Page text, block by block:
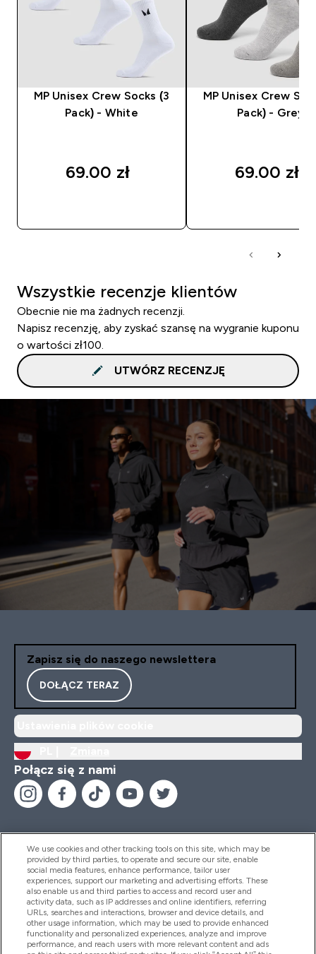
MP Unisex Crew Socks (3
Pack) - White
69.00 zł‎
MP Unisex Crew
Pack) - Grey
69.00 zł‎
Wszystkie recenzje klientów
Obecnie nie ma żadnych recenzji.
Napisz recenzję, aby zyskać szansę na wygranie kuponu
o wartości zł100.
UTWÓRZ RECENZJĘ
Zapisz się do naszego newslettera
DOŁĄCZ TERAZ
Połącz się z nami
Pomoc I Informacja
Produkty
We use cookies and other tracking tools on this site, which may be
provided by third parties, to operate and secure our site, enable
social media features, enhance performance, tailor user
experiences, support our marketing and advertising efforts. These
also enable us and third parties to access and record user and
activity data, such as IP addresses and online identifiers, referring
URLs, searches and interactions, browser and device details, and
other usage information, which may be used to provide enhanced
functionality and personalized experiences, analyze and improve
performance, and reach users with more relevant content and ads